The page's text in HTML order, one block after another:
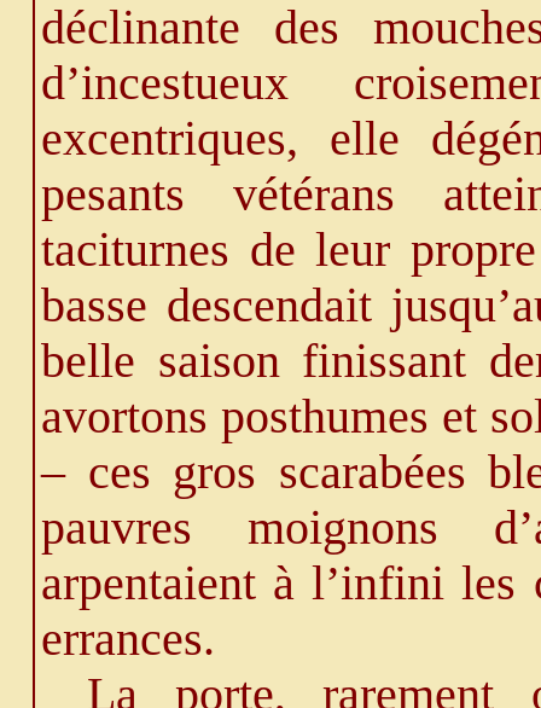
déclinante des
d’incestueux
excentriques, elle
pesants vétérans
taciturnes de leur
basse descendait
belle saison finissant
avortons posthumes et
– ces gros scarabées
pauvres moignons
arpentaient à l’infini les
errances.
La porte, rarement